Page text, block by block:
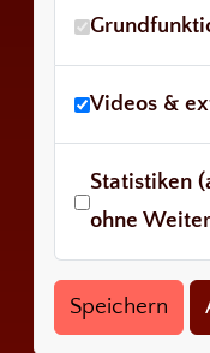
Videos &
Statistiken
ohne